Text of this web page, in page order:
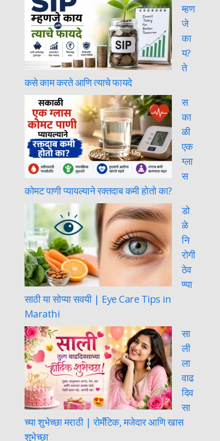
म्हण
जे
का
य?
ते
कसे काम करते आणि त्याचे फायदे
स
का
ळी
एक
ग्ला
स
कोमट पाणी प्यायल्याने रक्तदाब कमी होतो का?
डो
ळे
नि
रोगी
ठेव
ण्या
साठी या सोप्या सवयी | Eye Care Tips in
Marathi
सा
ली
ला
वाढ
दिव
सा
च्या शुभेच्छा मराठी | रोमँटिक, मजेदार आणि खास
शुभेच्छा